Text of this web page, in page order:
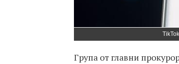
Група от главни